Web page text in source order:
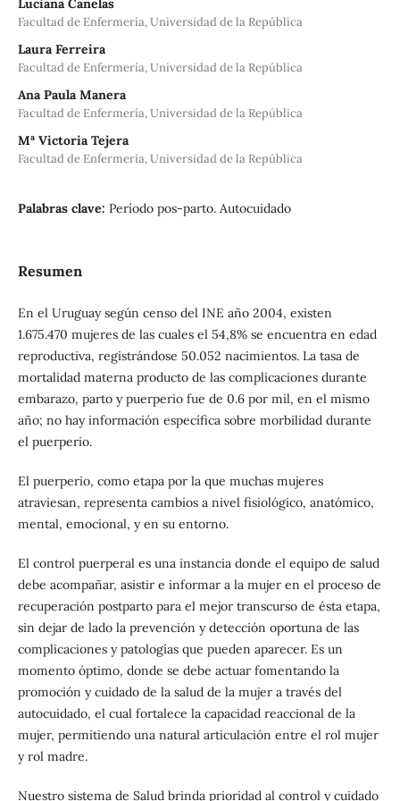
Luciana Canelas
Facultad de Enfermería, Universidad de la República
Laura Ferreira
Facultad de Enfermería, Universidad de la República
Ana Paula Manera
Facultad de Enfermería, Universidad de la República
Mª Victoria Tejera
Facultad de Enfermería, Universidad de la República
Palabras clave: Período pos-parto. Autocuidado
Resumen
En el Uruguay según censo del INE año 2004, existen
1.675.470 mujeres de las cuales el 54,8% se encuentra en edad
reproductiva, registrándose 50.052 nacimientos. La tasa de
mortalidad materna producto de las complicaciones durante
embarazo, parto y puerperio fue de 0.6 por mil, en el mismo
año; no hay información específica sobre morbilidad durante
el puerperio.
El puerperio, como etapa por la que muchas mujeres
atraviesan, representa cambios a nivel fisiológico, anatómico,
mental, emocional, y en su entorno.
El control puerperal es una instancia donde el equipo de salud
debe acompañar, asistir e informar a la mujer en el proceso de
recuperación postparto para el mejor transcurso de ésta etapa,
sin dejar de lado la prevención y detección oportuna de las
complicaciones y patologías que pueden aparecer. Es un
momento óptimo, donde se debe actuar fomentando la
promoción y cuidado de la salud de la mujer a través del
autocuidado, el cual fortalece la capacidad reaccional de la
mujer, permitiendo una natural articulación entre el rol mujer
y rol madre.
Nuestro sistema de Salud brinda prioridad al control y cuidado